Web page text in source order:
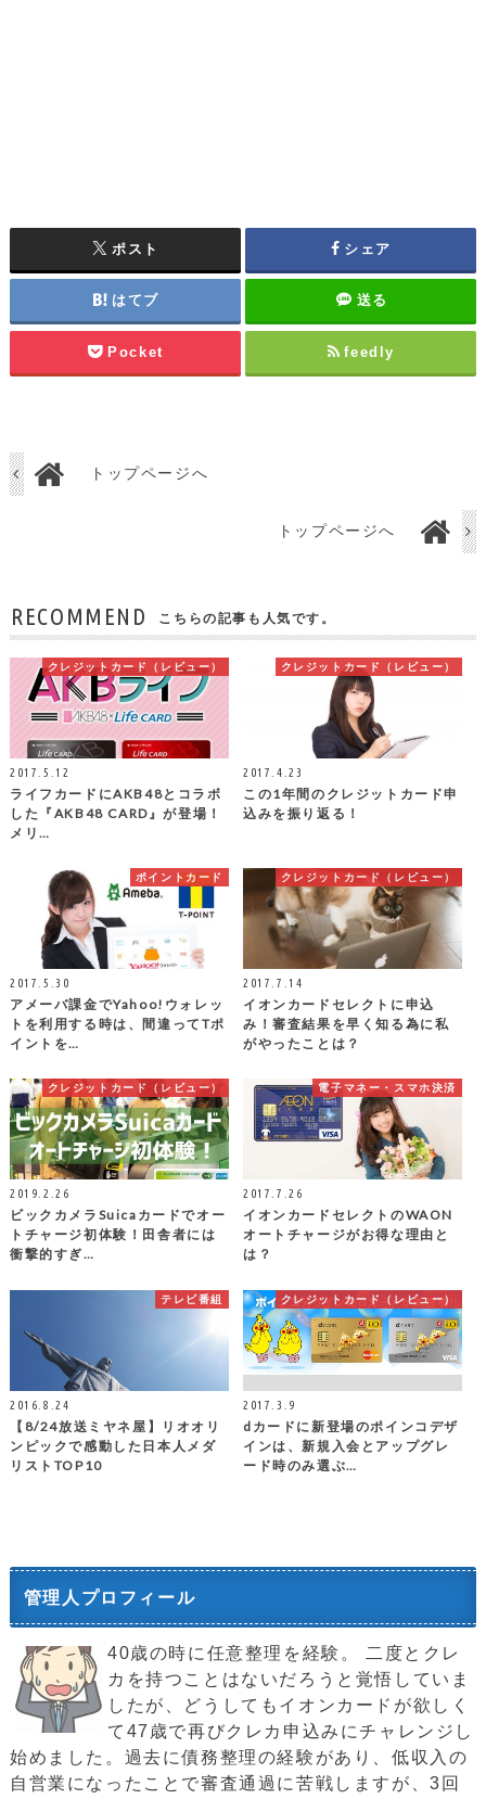
ポスト シェア
はてブ 送る
Pocket feedly
トップページへ
トップページへ
RECOMMEND こちらの記事も人気です。
クレジットカード（レビュー）
2017.5.12
ライフカードにAKB48とコラボ
した『AKB48 CARD』が登場！
メリ…
クレジットカード（レビュー）
2017.4.23
この1年間のクレジットカード申
込みを振り返る！
ポイントカード
2017.5.30
アメーバ課金でYahoo!ウォレッ
トを利用する時は、間違ってTポ
イントを…
クレジットカード（レビュー）
2017.7.14
イオンカードセレクトに申込
み！審査結果を早く知る為に私
がやったことは？
クレジットカード（レビュー）
2019.2.26
ビックカメラSuicaカードでオー
トチャージ初体験！田舎者には
衝撃的すぎ…
電子マネー・スマホ決済
2017.7.26
イオンカードセレクトのWAON
オートチャージがお得な理由と
は？
テレビ番組
2016.8.24
【8/24放送ミヤネ屋】リオオリ
ンピックで感動した日本人メダ
リストTOP10
クレジットカード（レビュー）
2017.3.9
dカードに新登場のポインコデザ
インは、新規入会とアップグレ
ード時のみ選ぶ…
管理人プロフィール
40歳の時に任意整理を経験。 二度とクレ
カを持つことはないだろうと覚悟していま
したが、どうしてもイオンカードが欲しく
て47歳で再びクレカ申込みにチャレンジし
始めました。過去に債務整理の経験があり、低収入の
自営業になったことで審査通過に苦戦しますが、3回